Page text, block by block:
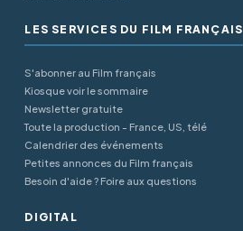
LES SERVICES DU FILM FRANÇAIS
S'abonner au Film français
Kiosque voir le sommaire
Newsletter gratuite
Toute la production - France, US, télé
Calendrier des événements
Petites annonces du Film français
Besoin d'aide ? Foire aux questions
DIGITAL